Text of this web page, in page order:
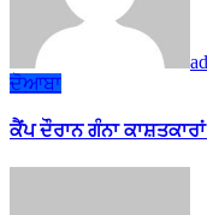
ਦੋਆਬਾ
ਕੈਂਪ ਦੌਰਾਨ ਗੰਨਾ